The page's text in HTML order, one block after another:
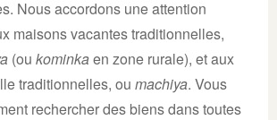
Nous accordons une attention
maisons vacantes traditionnelles,
(ou kominkaen zone rurale), et aux
traditionnelles, ou machiya. Vous
rechercher des biens dans toutes